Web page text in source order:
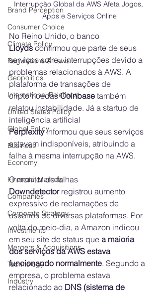
Brand Perception
Consumer Choice
Climate Policy
Regulations & Laws
Geopolitics
International Relations
United States Policy
Global Policy
Business
Economy
Financial Markets
Companies
Corporate Strategy
Investments
Mergers & Acquisitions
Technology
Industry
Interrupção Global da AWS Afeta Jogos,
Apps e Serviços Online
No Reino Unido, o banco
Lloyds confirmou que parte de seus
serviços sofreu interrupções devido a
problemas relacionados à AWS. A
plataforma de transações de
criptomoedas Coinbase também
relatou instabilidade. Já a startup de
inteligência artificial
Perplexity informou que seus serviços
estavam indisponíveis, atribuindo a
falha à mesma interrupção na AWS.
O monitor de falhas
Downdetector registrou aumento
expressivo de reclamações de
usuários de diversas plataformas. Por
volta do meio-dia, a Amazon indicou
em seu site de status que a maioria
dos serviços da AWS estava
funcionando normalmente. Segundo a
empresa, o problema estava
relacionado ao DNS (sistema de